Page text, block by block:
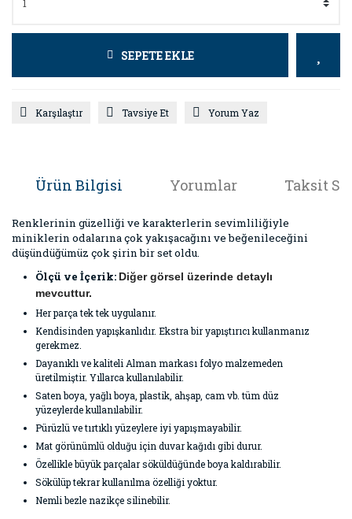
SEPETE EKLE
Karşılaştır Tavsiye Et Yorum Yaz
Ürün Bilgisi Yorumlar Taksit
Renklerinin güzelliği ve karakterlerin sevimliliğiyle
miniklerin odalarına çok yakışacağını ve beğenileceğini
düşündüğümüz çok şirin bir set oldu.
Ölçü ve İçerik: Diğer görsel üzerinde detaylı
mevcuttur.
Her parça tek tek uygulanır.
Kendisinden yapışkanlıdır. Ekstra bir yapıştırıcı kullanmanız
gerekmez.
Dayanıklı ve kaliteli Alman markası folyo malzemeden
üretilmiştir. Yıllarca kullanılabilir.
Saten boya, yağlı boya, plastik, ahşap, cam vb. tüm düz
yüzeylerde kullanılabilir.
Pürüzlü ve tırtıklı yüzeylere iyi yapışmayabilir.
Mat görünümlü olduğu için duvar kağıdı gibi durur.
Özellikle büyük parçalar söküldüğünde boya kaldırabilir.
Sökülüp tekrar kullanılma özelliği yoktur.
Nemli bezle nazikçe silinebilir.